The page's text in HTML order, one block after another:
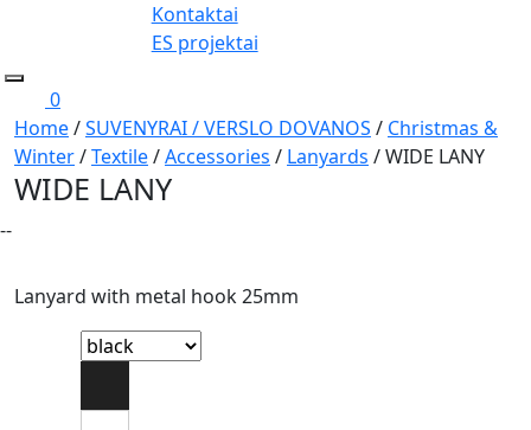
Kontaktai
ES projektai
Home/SUVENYRAI / VERSLO DOVANOS / Christmas &
Winter/Textile/Accessories / Lanyards / WIDE LANY
WIDE LANY
--
Lanyard with metal hook 25mm